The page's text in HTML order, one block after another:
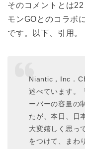
そのコメントとは
モンGOとのコラボ
です。以下、引用。
Niantic，Inc．
述べています。
ーバーの容量の
たが、本日、日
大変嬉しく思っ
をつけて、まわ